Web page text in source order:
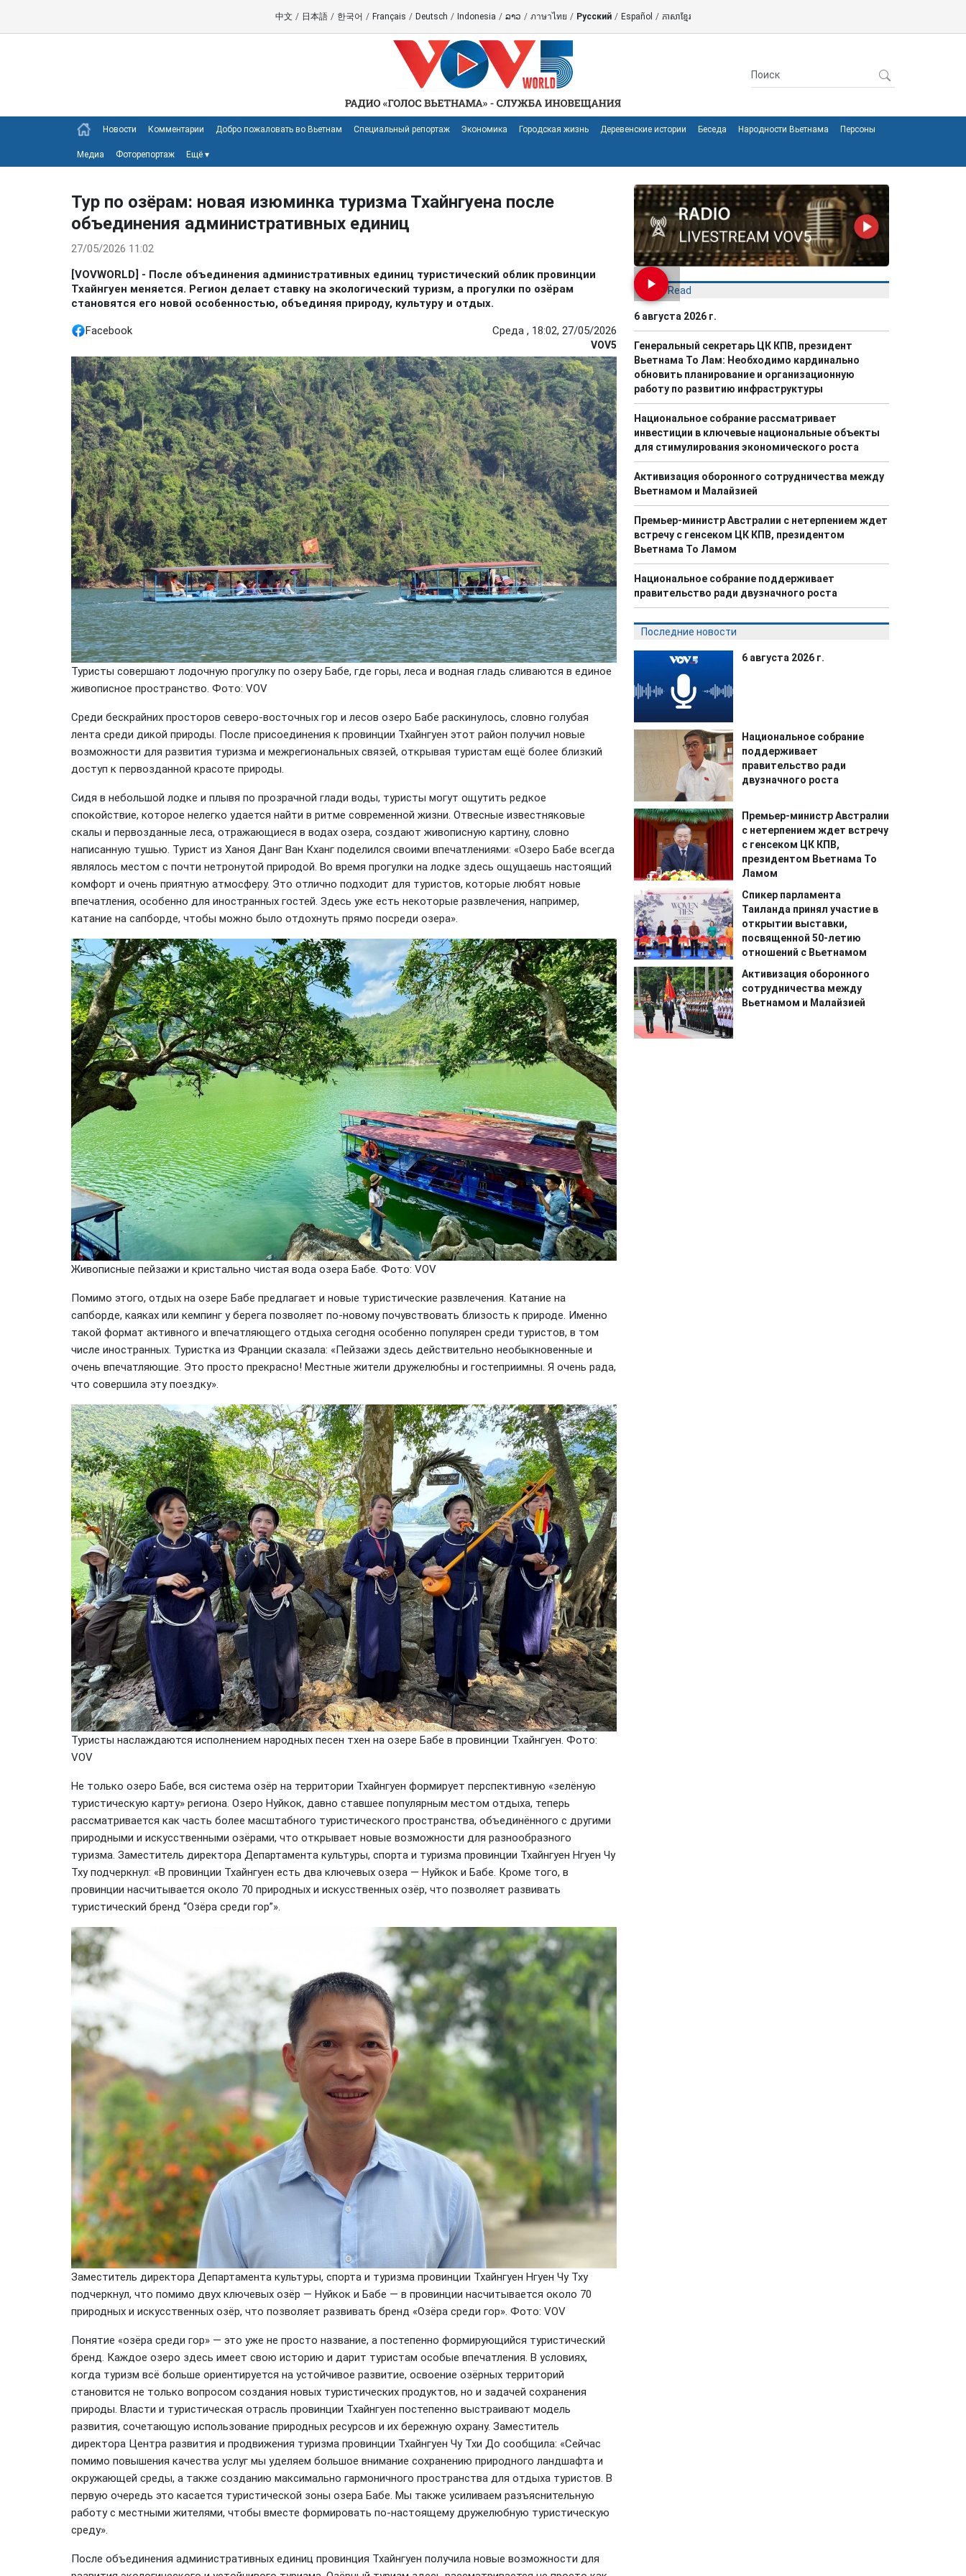
中文 / 日本語 / 한국어 / Français / Deutsch / Indonesia / ລາວ / ภาษาไทย / Русский / Español / ភាសាខ្មែរ
Новости Комментарии Добро пожаловать во Вьетнам Специальный репортаж Экономика Городская жизнь Деревенские истории Беседа Народности Вьетнама Персоны
Медиа Фоторепортаж Ещё ▾
Тур по озёрам: новая изюминка туризма Тхайнгуена после
объединения административных единиц
27/05/2026 11:02
[VOVWORLD] - После объединения административных единиц туристический облик провинции
Тхайнгуен меняется. Регион делает ставку на экологический туризм, а прогулки по озёрам
становятся его новой особенностью, объединяя природу, культуру и отдых.
Facebook Среда , 18:02, 27/05/2026
VOV5
Туристы совершают лодочную прогулку по озеру Бабе, где горы, леса и водная гладь сливаются в единое
живописное пространство. Фото: VOV
Среди бескрайних просторов северо-восточных гор и лесов озеро Бабе раскинулось, словно голубая
лента среди дикой природы. После присоединения к провинции Тхайнгуен этот район получил новые
возможности для развития туризма и межрегиональных связей, открывая туристам ещё более близкий
доступ к первозданной красоте природы.
Сидя в небольшой лодке и плывя по прозрачной глади воды, туристы могут ощутить редкое
спокойствие, которое нелегко удается найти в ритме современной жизни. Отвесные известняковые
скалы и первозданные леса, отражающиеся в водах озера, создают живописную картину, словно
написанную тушью. Турист из Ханоя Данг Ван Кханг поделился своими впечатлениями: «Озеро Бабе всегда
являлось местом с почти нетронутой природой. Во время прогулки на лодке здесь ощущаешь настоящий
комфорт и очень приятную атмосферу. Это отлично подходит для туристов, которые любят новые
впечатления, особенно для иностранных гостей. Здесь уже есть некоторые развлечения, например,
катание на сапборде, чтобы можно было отдохнуть прямо посреди озера».
Живописные пейзажи и кристально чистая вода озера Бабе. Фото: VOV
Помимо этого, отдых на озере Бабе предлагает и новые туристические развлечения. Катание на
сапборде, каяках или кемпинг у берега позволяет по-новому почувствовать близость к природе. Именно
такой формат активного и впечатляющего отдыха сегодня особенно популярен среди туристов, в том
числе иностранных. Туристка из Франции сказала: «Пейзажи здесь действительно необыкновенные и
очень впечатляющие. Это просто прекрасно! Местные жители дружелюбны и гостеприимны. Я очень рада,
что совершила эту поездку».
Туристы наслаждаются исполнением народных песен тхен на озере Бабе в провинции Тхайнгуен. Фото:
VOV
Не только озеро Бабе, вся система озёр на территории Тхайнгуен формирует перспективную «зелёную
туристическую карту» региона. Озеро Нуйкок, давно ставшее популярным местом отдыха, теперь
рассматривается как часть более масштабного туристического пространства, объединённого с другими
природными и искусственными озёрами, что открывает новые возможности для разнообразного
туризма. Заместитель директора Департамента культуры, спорта и туризма провинции Тхайнгуен Нгуен Чу
Тху подчеркнул: «В провинции Тхайнгуен есть два ключевых озера — Нуйкок и Бабе. Кроме того, в
провинции насчитывается около 70 природных и искусственных озёр, что позволяет развивать
туристический бренд “Озёра среди гор”».
Заместитель директора Департамента культуры, спорта и туризма провинции Тхайнгуен Нгуен Чу Тху
подчеркнул, что помимо двух ключевых озёр — Нуйкок и Бабе — в провинции насчитывается около 70
природных и искусственных озёр, что позволяет развивать бренд «Озёра среди гор». Фото: VOV
Понятие «озёра среди гор» — это уже не просто название, а постепенно формирующийся туристический
бренд. Каждое озеро здесь имеет свою историю и дарит туристам особые впечатления. В условиях,
когда туризм всё больше ориентируется на устойчивое развитие, освоение озёрных территорий
становится не только вопросом создания новых туристических продуктов, но и задачей сохранения
природы. Власти и туристическая отрасль провинции Тхайнгуен постепенно выстраивают модель
развития, сочетающую использование природных ресурсов и их бережную охрану. Заместитель
директора Центра развития и продвижения туризма провинции Тхайнгуен Чу Тхи До сообщила: «Сейчас
помимо повышения качества услуг мы уделяем большое внимание сохранению природного ландшафта и
окружающей среды, а также созданию максимально гармоничного пространства для отдыха туристов. В
первую очередь это касается туристической зоны озера Бабе. Мы также усиливаем разъяснительную
работу с местными жителями, чтобы вместе формировать по-настоящему дружелюбную туристическую
среду».
После объединения административных единиц провинция Тхайнгуен получила новые возможности для
Most Read
6 августа 2026 г.
Генеральный секретарь ЦК КПВ, президент
Вьетнама То Лам: Необходимо кардинально
обновить планирование и организационную
работу по развитию инфраструктуры
Национальное собрание рассматривает
инвестиции в ключевые национальные объекты
для стимулирования экономического роста
Активизация оборонного сотрудничества между
Вьетнамом и Малайзией
Премьер-министр Австралии с нетерпением ждет
встречу с генсеком ЦК КПВ, президентом
Вьетнама То Ламом
Национальное собрание поддерживает
правительство ради двузначного роста
Последние новости
6 августа 2026 г.
Национальное собрание
поддерживает
правительство ради
двузначного роста
Премьер-министр Австралии
с нетерпением ждет встречу
с генсеком ЦК КПВ,
президентом Вьетнама То
Ламом
Спикер парламента
Таиланда принял участие в
открытии выставки,
посвященной 50-летию
отношений с Вьетнамом
Активизация оборонного
сотрудничества между
Вьетнамом и Малайзией